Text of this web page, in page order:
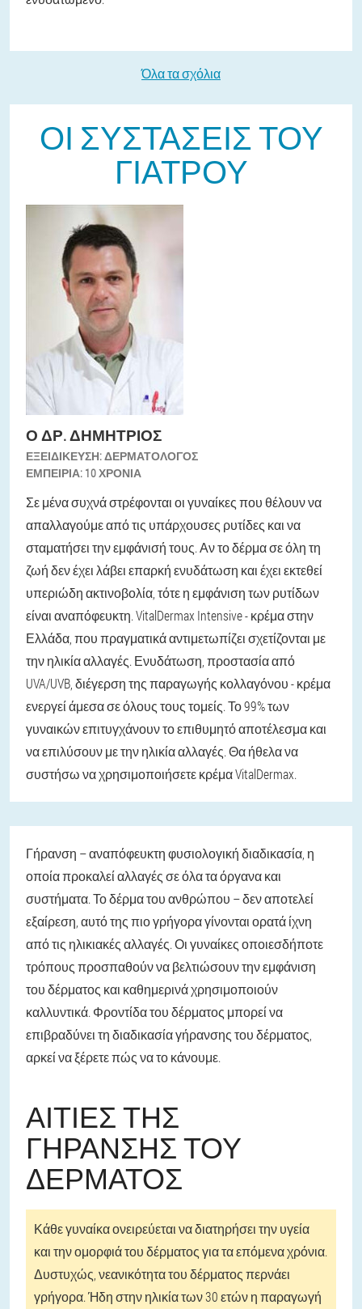
Όλα τα σχόλια
ΟΙ ΣΥΣΤΆΣΕΙΣ ΤΟΥ
ΓΙΑΤΡΟΎ
Ο ΔΡ. ΔΗΜΉΤΡΙΟΣ
ΕΞΕΙΔΊΚΕΥΣΗ:ΔΕΡΜΑΤΟΛΌΓΟΣ
ΕΜΠΕΙΡΊΑ: 10 ΧΡΌΝΙΑ
Σε μένα συχνά στρέφονται οι γυναίκες που θέλουν να
απαλλαγούμε από τις υπάρχουσες ρυτίδες και να
σταματήσει την εμφάνισή τους. Αν το δέρμα σε όλη τη
ζωή δεν έχει λάβει επαρκή ενυδάτωση και έχει εκτεθεί
υπεριώδη ακτινοβολία, τότε η εμφάνιση των ρυτίδων
είναι αναπόφευκτη. VitalDermax Intensive - κρέμα στην
Ελλάδα, που πραγματικά αντιμετωπίζει σχετίζονται με
την ηλικία αλλαγές. Ενυδάτωση, προστασία από
UVA/UVB, διέγερση της παραγωγής κολλαγόνου - κρέμα
ενεργεί άμεσα σε όλους τους τομείς. Το 99% των
γυναικών επιτυγχάνουν το επιθυμητό αποτέλεσμα και
να επιλύσουν με την ηλικία αλλαγές. Θα ήθελα να
συστήσω να χρησιμοποιήσετε κρέμα VitalDermax.
Γήρανση – αναπόφευκτη φυσιολογική διαδικασία, η
οποία προκαλεί αλλαγές σε όλα τα όργανα και
συστήματα. Το δέρμα του ανθρώπου – δεν αποτελεί
εξαίρεση, αυτό της πιο γρήγορα γίνονται ορατά ίχνη
από τις ηλικιακές αλλαγές. Οι γυναίκες οποιεσδήποτε
τρόπους προσπαθούν να βελτιώσουν την εμφάνιση
του δέρματος και καθημερινά χρησιμοποιούν
καλλυντικά. Φροντίδα του δέρματος μπορεί να
επιβραδύνει τη διαδικασία γήρανσης του δέρματος,
αρκεί να ξέρετε πώς να το κάνουμε.
ΑΙΤΊΕΣ ΤΗΣ
ΓΉΡΑΝΣΗΣ ΤΟΥ
ΔΈΡΜΑΤΟΣ
Κάθε γυναίκα ονειρεύεται να διατηρήσει την υγεία
και την ομορφιά του δέρματος για τα επόμενα χρόνια.
Δυστυχώς, νεανικότητα του δέρματος περνάει
γρήγορα. Ήδη στην ηλικία των 30 ετών η παραγωγή